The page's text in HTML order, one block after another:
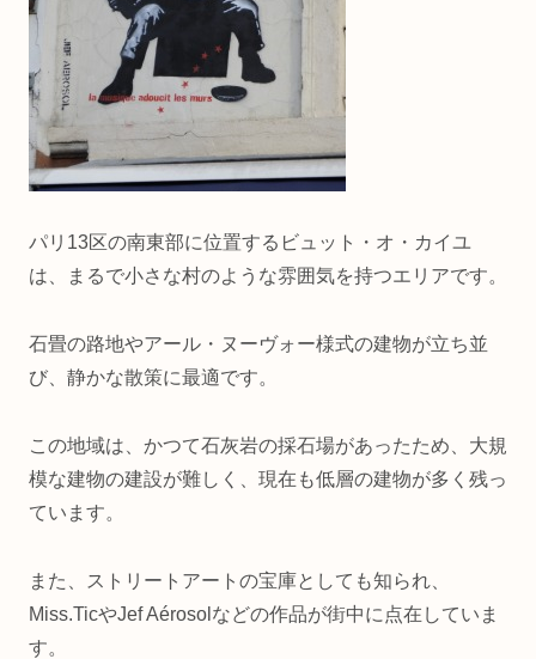
パリ13区の南東部に位置するビュット・オ・カイユ
は、まるで小さな村のような雰囲気を持つエリアです。
石畳の路地やアール・ヌーヴォー様式の建物が立ち並
び、静かな散策に最適です。
この地域は、かつて石灰岩の採石場があったため、大規
模な建物の建設が難しく、現在も低層の建物が多く残っ
ています。
また、ストリートアートの宝庫としても知られ、
Miss.TicやJef Aérosolなどの作品が街中に点在していま
す。